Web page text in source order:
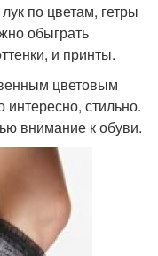
по цветам, гетры
обыграть
и принты.
цветовым
интересно, стильно.
внимание к обуви.